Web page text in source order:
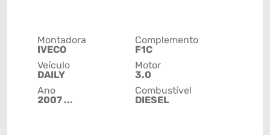
Montadora
IVECO
Veículo
DAILY
Ano
2007 ...
Complemento
F1C
Motor
3.0
Combustível
DIESEL